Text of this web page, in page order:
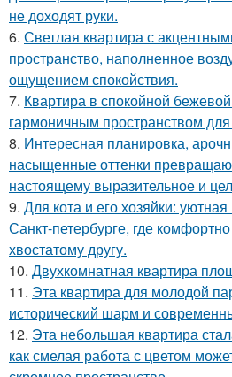
не доходят руки.
6. Светлая квартира с
пространство, наполненное
ощущением спокойствия.
7. Квартира в спокойной
гармоничным пространством
8. Интересная планировка,
насыщенные оттенки
настоящему выразительное и
9. Для кота и его хозяйки:
Санкт-петербурге, где
хвостатому другу.
10. Двухкомнатная квартира
11. Эта квартира для молодой
исторический шарм и
12. Эта небольшая квартира
как смелая работа с цветом